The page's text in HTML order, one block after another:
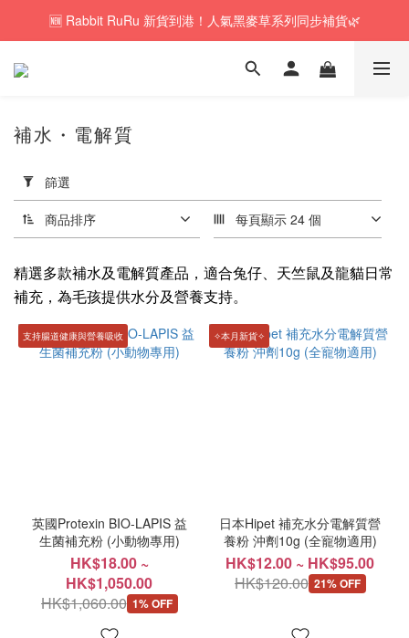
🚚訂單折實$350以上即可享本地包郵📦
🆕 Rabbit RuRu 新貨到港！人氣黑麥草系列同步補貨🌿
🎁「免費試食專區」｜主糧・牧草・小食先試後買✨
用
篩
選
(0/20)
價格
(HK$)
補水・電解質
篩選
商品排序 每頁顯示 24 個
精選多款補水及電解質產品，適合兔仔、天竺鼠及龍貓日常
補充，為毛孩提供水分及營養支持。
支持腸道健康與營養吸收
英國Protexin BIO-LAPIS 益
生菌補充粉 (小動物專用)
HK$18.00 ~
HK$1,050.00
HK$1,060.00 1% OFF
✧本月新貨✧
日本Hipet 補充水分電解質營
養粉 沖劑10g (全寵物適用)
HK$12.00 ~ HK$95.00
HK$120.00 21% OFF